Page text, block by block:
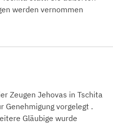
werden vernommen
Zeugen Jehovas in Tschita
Genehmigung vorgelegt .
Gläubige wurde